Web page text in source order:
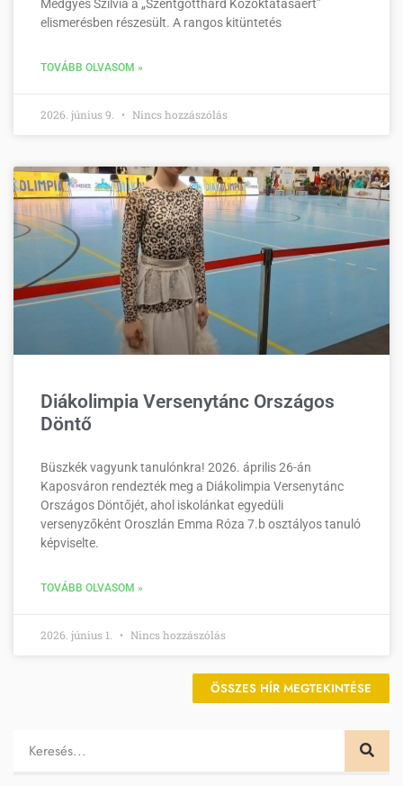
Medgyes Szilvia a „Szentgotthárd Közoktatásáért”
elismerésben részesült. A rangos kitüntetés
TOVÁBB OLVASOM »
2026. június 9. Nincs hozzászólás
Diákolimpia Versenytánc Országos
Döntő
Büszkék vagyunk tanulónkra! 2026. április 26-án
Kaposváron rendezték meg a Diákolimpia Versenytánc
Országos Döntőjét, ahol iskolánkat egyedüli
versenyzőként Oroszlán Emma Róza 7.b osztályos tanuló
képviselte.
TOVÁBB OLVASOM »
2026. június 1. Nincs hozzászólás
ÖSSZES HÍR MEGTEKINTÉSE